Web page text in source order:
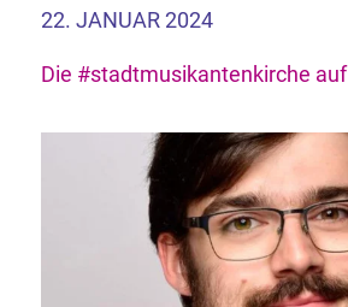
22. JANUAR 2024
Die #stadtmusikantenkirche